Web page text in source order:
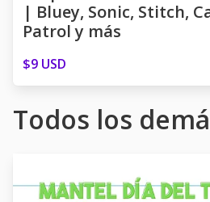
| Bluey, Sonic, Stitch,
Patrol y más
$9 USD
Todos los